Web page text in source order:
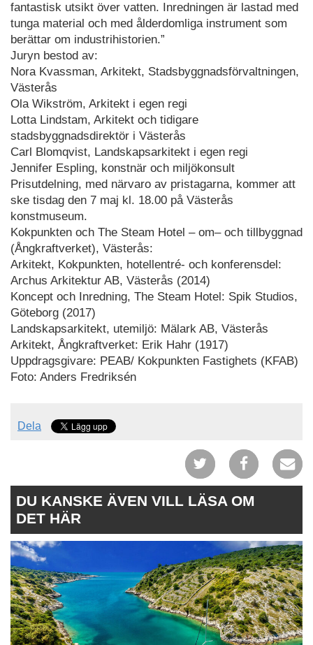
fantastisk utsikt över vatten. Inredningen är lastad med
tunga material och med ålderdomliga instrument som
berättar om industrihistorien.”
Juryn bestod av:
Nora Kvassman, Arkitekt, Stadsbyggnadsförvaltningen,
Västerås
Ola Wikström, Arkitekt i egen regi
Lotta Lindstam, Arkitekt och tidigare
stadsbyggnadsdirektör i Västerås
Carl Blomqvist, Landskapsarkitekt i egen regi
Jennifer Espling, konstnär och miljökonsult
Prisutdelning, med närvaro av pristagarna, kommer att
ske tisdag den 7 maj kl. 18.00 på Västerås
konstmuseum.
Kokpunkten och The Steam Hotel – om– och tillbyggnad
(Ångkraftverket), Västerås:
Arkitekt, Kokpunkten, hotellentré- och konferensdel:
Archus Arkitektur AB, Västerås (2014)
Koncept och Inredning, The Steam Hotel: Spik Studios,
Göteborg (2017)
Landskapsarkitekt, utemiljö: Mälark AB, Västerås
Arkitekt, Ångkraftverket: Erik Hahr (1917)
Uppdragsgivare: PEAB/ Kokpunkten Fastighets (KFAB)
Foto: Anders Fredriksén
Dela
DU KANSKE ÄVEN VILL LÄSA OM
DET HÄR